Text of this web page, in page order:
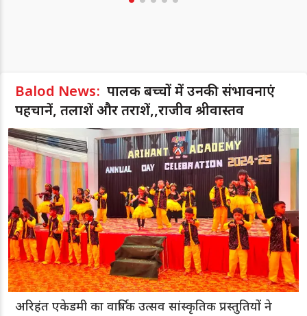
Balod News: पालक बच्चों में उनकी संभावनाएं
पहचानें, तलाशें और तराशें,,राजीव श्रीवास्तव
अरिहंत एकेडमी का वार्षिक उत्सव सांस्कृतिक प्रस्तुतियों ने